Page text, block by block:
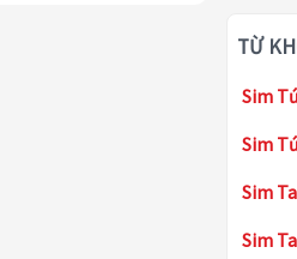
TỪ
Sim
Sim
Sim
Sim